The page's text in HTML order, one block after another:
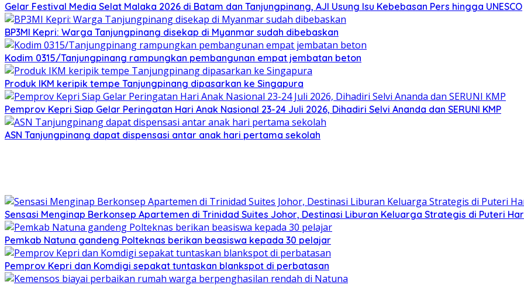
Gelar Festival Media Selat Malaka 2026 di Batam dan Tanjungpinang, AJI Usung Isu Kebebasan Pers hingga UNESCO
BP3MI Kepri: Warga Tanjungpinang disekap di Myanmar sudah dibebaskan
Kodim 0315/Tanjungpinang rampungkan pembangunan empat jembatan beton
Produk IKM keripik tempe Tanjungpinang dipasarkan ke Singapura
Pemprov Kepri Siap Gelar Peringatan Hari Anak Nasional 23-24 Juli 2026, Dihadiri Selvi Ananda dan SERUNI KMP
ASN Tanjungpinang dapat dispensasi antar anak hari pertama sekolah
Sensasi Menginap Berkonsep Apartemen di Trinidad Suites Johor, Destinasi Liburan Keluarga Strategis di Puteri
Pemkab Natuna gandeng Polteknas berikan beasiswa kepada 30 pelajar
Pemprov Kepri dan Komdigi sepakat tuntaskan blankspot di perbatasan